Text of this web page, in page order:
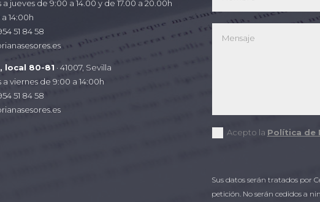
a jueves de 9:00 a 14.00 y de 17.00 a 20.00h
14:00h
51 84 58
local 80-81 · 41007, Sevilla
a viernes de 9:00 a 14:00h
51 84 58
Acepto la Política de
Sus datos serán tratados por
petición. No serán cedidos a